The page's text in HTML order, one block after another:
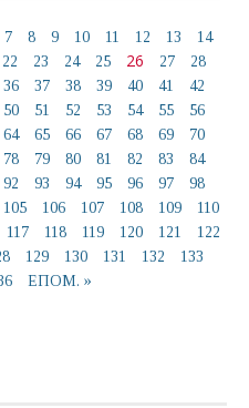
7 8 9 10 11 12 13
14
22 23 24 25 26 27
28
36 37 38 39 40 41
42
50 51 52 53 54 55
56
64 65 66 67 68 69
70
78 79 80 81 82 83
84
92 93 94 95 96 97
98
105 106 107 108 109
110
117 118 119 120 121
122
129 130 131 132
133
ΕΠΟΜ. »